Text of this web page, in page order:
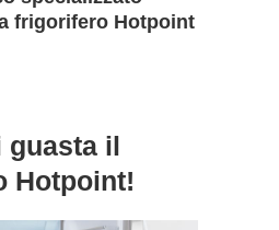
frigorifero Hotpoint
guasta il
Hotpoint!